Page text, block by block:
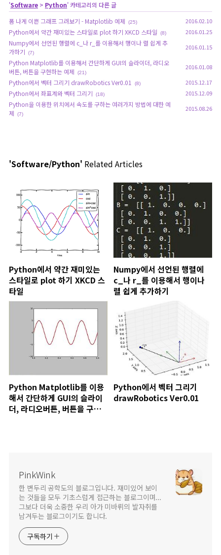
'Software > Python' 카테고리의 다른 글
폼 나게 이쁜 그래프 그려보기 - Matplotlib 예제
(25) 2016.02.10
Python에서 약간 재미있는 스타일로 plot 하기 XKCD 스타일 (8) 2016.01.25
Numpy에서 선언된 행렬에 c_나 r_를 이용해서 행이나 렬 쉽게 추
가하기
(7)
2016.01.15
Python Matplotlib를 이용해서 간단하게 GUI의 슬라이더, 라디오
버튼, 버튼을 구현하는 예제
(21)
2016.01.08
Python에서 벡터 그리기 drawRobotics Ver0.01 (8) 2015.12.17
Python에서 좌표계와 벡터 그리기 (18) 2015.12.09
Python을 이용한 위치에서 속도를 구하는 여러가지 방법에 대한 예
제
(7)
2015.08.26
'Software/Python' Related Articles
Python에서 약간 재미있는
스타일로 plot 하기 XKCD 스
타일
Numpy에서 선언된 행렬에
c_나 r_를 이용해서 행이나
렬 쉽게 추가하기
Python Matplotlib를 이용
해서 간단하게 GUI의 슬라이
더, 라디오버튼, 버튼을 구현
Python에서 벡터 그리기
drawRobotics Ver0.01
PinkWink
한 변두리 공학도의 블로그입니다. 재미있어 보이
는 것들을 모두 기초스럽게 접근하는 블로그이며...
그보다 더욱 소중한 우리 아가 미바뤼의 발자취를
남겨두는 블로그이기도 합니다.
구독하기